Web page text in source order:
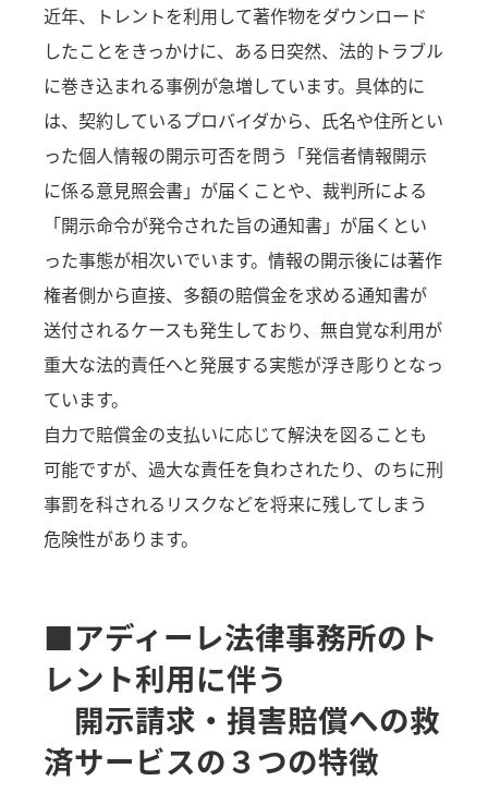
近年、トレントを利用して著作物をダウンロード
したことをきっかけに、ある日突然、法的トラブル
に巻き込まれる事例が急増しています。具体的に
は、契約しているプロバイダから、氏名や住所とい
った個人情報の開示可否を問う「発信者情報開示
に係る意見照会書」が届くことや、裁判所による
「開示命令が発令された旨の通知書」が届くとい
った事態が相次いでいます。情報の開示後には著作
権者側から直接、多額の賠償金を求める通知書が
送付されるケースも発生しており、無自覚な利用が
重大な法的責任へと発展する実態が浮き彫りとなっ
ています。
自力で賠償金の支払いに応じて解決を図ることも
可能ですが、過大な責任を負わされたり、のちに刑
事罰を科されるリスクなどを将来に残してしまう
危険性があります。
■アディーレ法律事務所のト
レント利用に伴う
開示請求・損害賠償への救
済サービスの３つの特徴